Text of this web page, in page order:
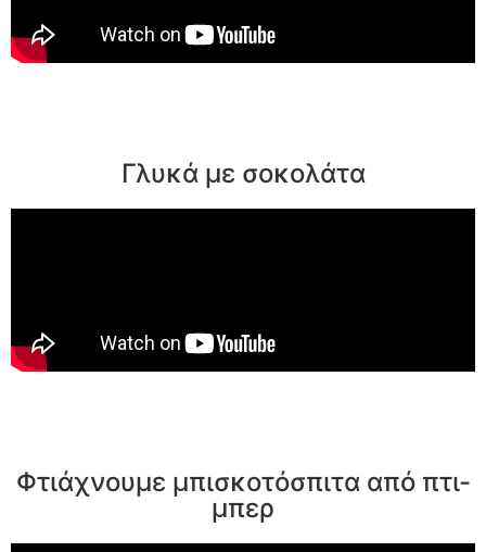
Γλυκά με σοκολάτα
Φτιάχνουμε μπισκοτόσπιτα από πτι-
μπερ